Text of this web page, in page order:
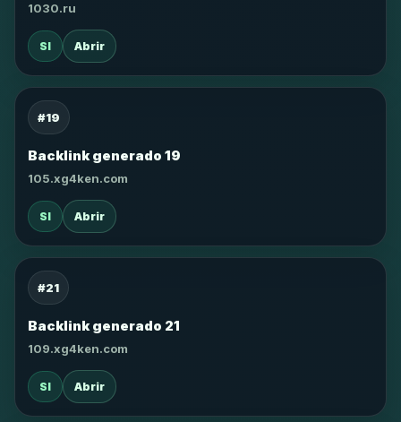
1030.ru
SI Abrir
#19
Backlink generado 19
105.xg4ken.com
SI Abrir
#21
Backlink generado 21
109.xg4ken.com
SI Abrir